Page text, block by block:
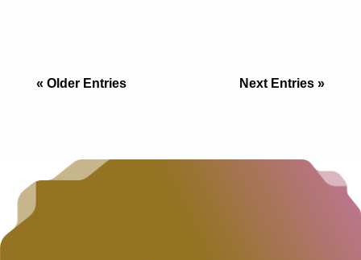
« Older Entries Next Entries »